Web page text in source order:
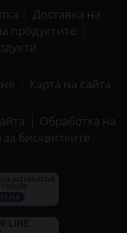
Доставка на
продуктите
Карта на сайта
Обработка на
бисквитките